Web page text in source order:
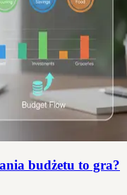
budżetu to gra?